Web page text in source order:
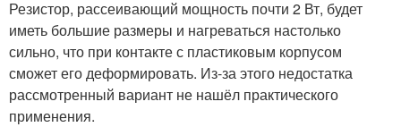
Резистор, рассеивающий мощность почти 2 Вт, будет
иметь большие размеры и нагреваться настолько
сильно, что при контакте с пластиковым корпусом
сможет его деформировать. Из-за этого недостатка
рассмотренный вариант не нашёл практического
применения.